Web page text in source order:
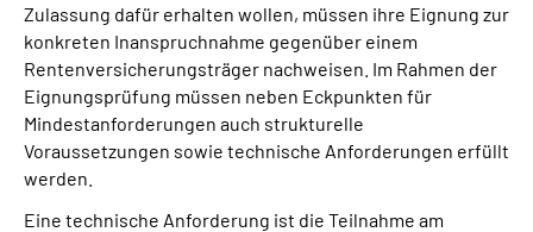
Suche
Language
Inhalte in Gebärdensprache (DGS)
Leichte Sprache
Zulassung dafür erhalten wollen, müssen ihre Eignung zur
konkreten Inanspruchnahme gegenüber einem
Rentenversicherungsträger nachweisen. Im Rahmen der
Eignungsprüfung müssen neben Eckpunkten für
Mindestanforderungen auch strukturelle
Voraussetzungen sowie technische Anforderungen erfüllt
werden.
Eine technische Anforderung ist die Teilnahme am